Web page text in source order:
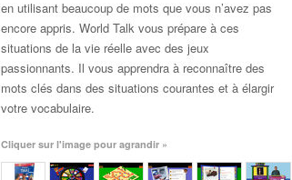
en utilisant beaucoup de mots que vous n’avez pas
encore appris. World Talk vous prépare à ces
situations de la vie réelle avec des jeux
passionnants. Il vous apprendra à reconnaître des
mots clés dans des situations courantes et à élargir
votre vocabulaire.
Cliquer sur l'image pour agrandir »